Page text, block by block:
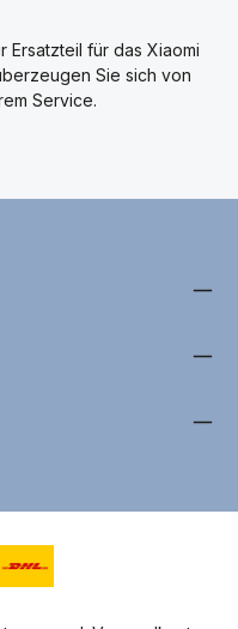
Ersatzteil für das Xiaomi
Sie sich von
Service.